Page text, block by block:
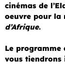
cinémas de
oeuvre pour la
d’Afrique.
Le programme
vous tiendrons